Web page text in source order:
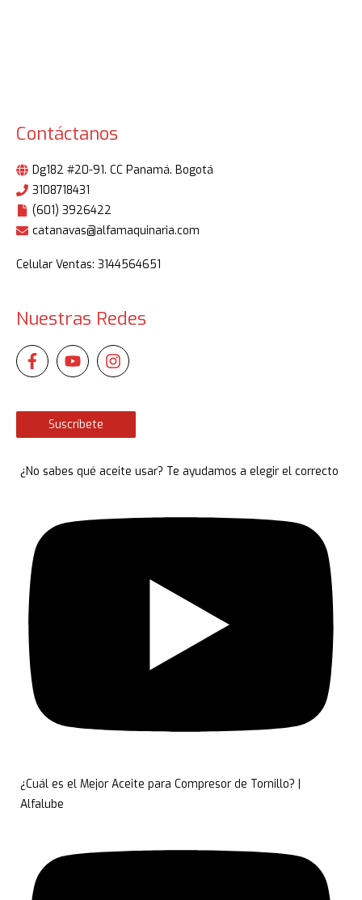
Contáctanos
Dg182 #20-91. CC Panamá. Bogotá
3108718431
(601) 3926422
catanavas@alfamaquinaria.com
Celular Ventas: 3144564651
Nuestras Redes
Suscríbete
¿No sabes qué aceite usar? Te ayudamos a elegir el correcto
¿Cuál es el Mejor Aceite para Compresor de Tornillo? |
Alfalube